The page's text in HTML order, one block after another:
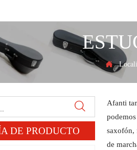


DE PRODUCTO
Afanti
saxofón,
de